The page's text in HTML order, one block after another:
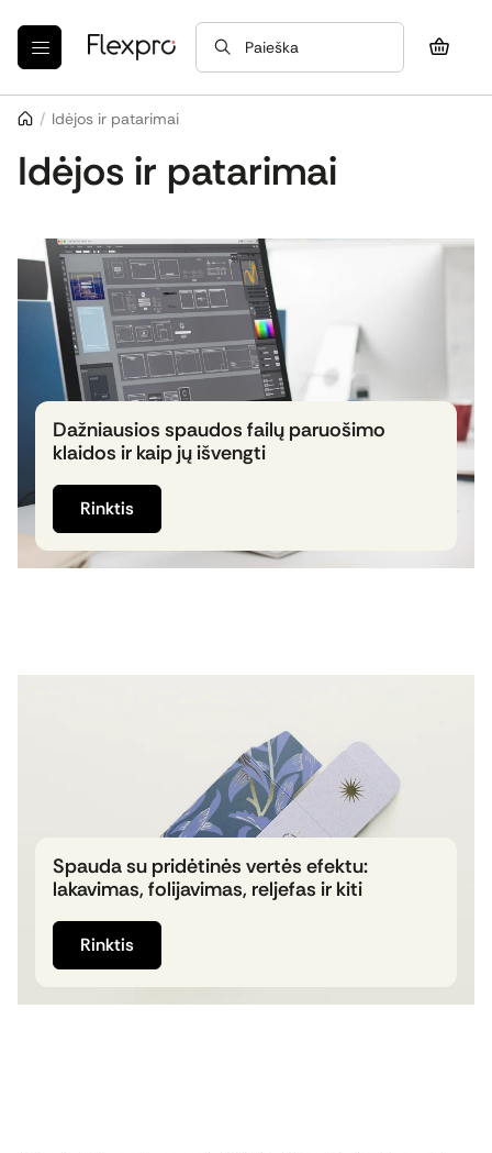
Paieška
/ Idėjos ir patarimai
Idėjos ir patarimai
Dažniausios spaudos failų paruošimo
klaidos ir kaip jų išvengti
Ruošiant spaudos failą net ir nedidelės klaidos
gali turėti įtakos galutiniam rezultatui. Šiame
straipsnyje aptariame dažniausiai
pasitaikančias spaudos failų paruošimo klaidas
išvengti papildomų taisymų prieš siunčiant jį
Rinktis
Spauda su pridėtinės vertės efektu:
lakavimas, folijavimas, reljefas ir kiti
Spaudos apdailos sprendimai – tai galinga
priemonė sustiprinti prekės ženklo įvaizdį ir
sukurti išskirtinę vartotojo patirtį. Tokios
technologijos kaip lakavimas
Rinktis